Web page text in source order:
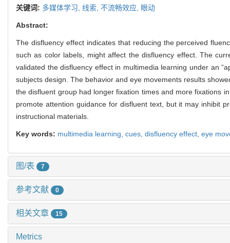
关键词: 多媒体学习, 线索, 不流畅效应, 眼动
Abstract:
The disfluency effect indicates that reducing the perceived
such as color labels, might affect the disfluency effect. The
validated the disfluency effect in multimedia learning under an
subjects design. The behavior and eye movements results
the disfluent group had longer fixation times and more fixations
promote attention guidance for disfluent text, but it may inhibit
instructional materials.
Key words: multimedia learning, cues, disfluency effect, eye
图/表 7
参考文献 0
相关文章 15
Metrics